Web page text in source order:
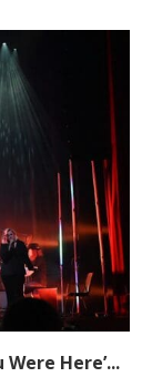
Here’...